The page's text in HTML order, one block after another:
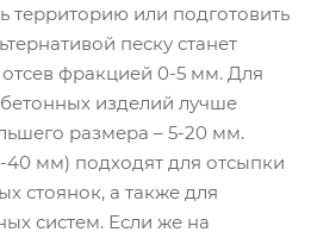
территорию или подготовить
песку станет
фракцией 0-5 мм. Для
изделий лучше
размера – 5-20 мм.
мм) подходят для отсыпки
стоянок, а также для
систем. Если же на